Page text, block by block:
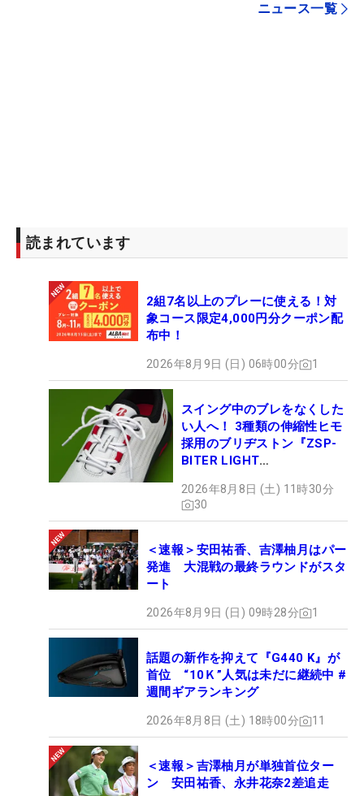
ニュース一覧
読まれています
2組7名以上のプレーに使える！対
象コース限定4,000円分クーポン配
布中！
2026年8月9日 (日) 06時00分 1
スイング中のブレをなくした
い人へ！ 3種類の伸縮性ヒモ
採用のブリヂストン『ZSP-
BITER LIGHT
ュー
2026年8月8日 (土) 11時30分
30
＜速報＞安田祐香、吉澤柚月はパー
発進 大混戦の最終ラウンドがスタ
ート
2026年8月9日 (日) 09時28分 1
話題の新作を抑えて『G440 K』が
首位 “10Ｋ”人気は未だに継続中 #
週間ギアランキング
2026年8月8日 (土) 18時00分 11
＜速報＞吉澤柚月が単独首位ター
ン 安田祐香、永井花奈2差追走